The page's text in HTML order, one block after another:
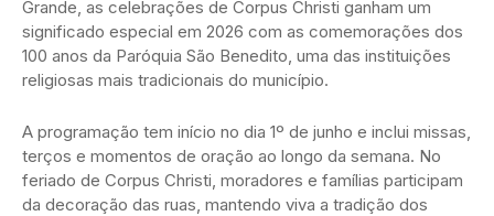
Grande, as celebrações de Corpus Christi ganham um
significado especial em 2026 com as comemorações dos
100 anos da Paróquia São Benedito, uma das instituições
religiosas mais tradicionais do município.
A programação tem início no dia 1º de junho e inclui missas,
terços e momentos de oração ao longo da semana. No
feriado de Corpus Christi, moradores e famílias participam
da decoração das ruas, mantendo viva a tradição dos